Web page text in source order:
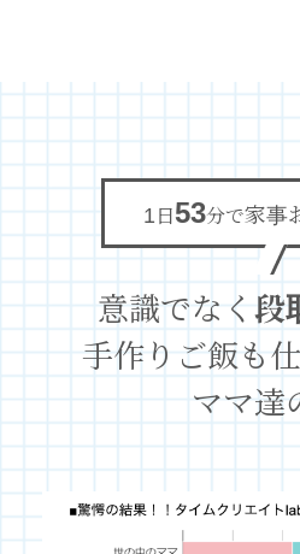
1 日53分で家事
意識でなく段
手作りご飯も
ママ達